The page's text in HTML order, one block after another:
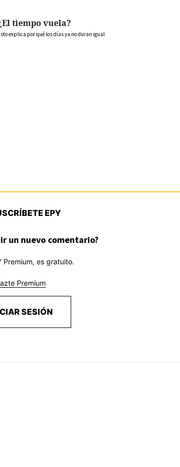
tiempo vuela?
explica por qué los días ya no duran igual
EPY
un nuevo comentario?
Premium, es gratuito.
Premium
SESIÓN